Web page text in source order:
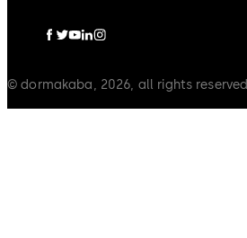
© dormakaba, 2026, all rights reserved